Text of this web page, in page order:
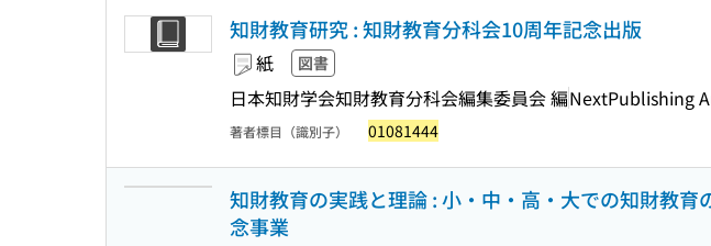
知財教育研究 : 知財教育分科会10周年記念出版
紙 図書
日本知財学会知財教育分科会編集委員会 編NextPublishing
著者標目（識別子） 01081444
知財教育の実践と理論 : 小・中・高・大での知財教
念事業